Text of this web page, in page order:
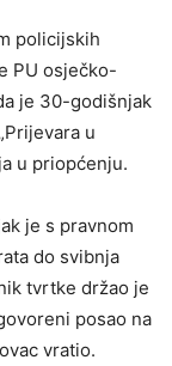
policijskih
PU osječko-
je 30-godišnjak
u
u priopćenju.
je s pravnom
do svibnja
tvrtke držao je
posao na
vratio.